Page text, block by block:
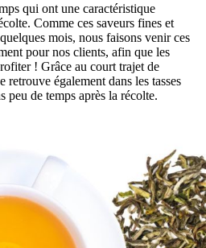
qui ont une caractéristique
Comme ces saveurs fines et
mois, nous faisons venir ces
pour nos clients, afin que les
! Grâce au court trajet de
également dans les tasses
peu de temps après la récolte.